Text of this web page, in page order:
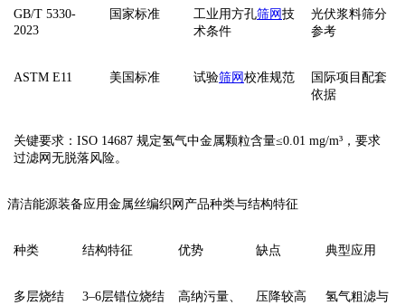
‌GB/T 5330-
2023‌
国家标准 工业用方孔筛网 技
术条件
光伏浆料筛分
参考
‌ASTM E11‌ 美国标准 试验筛网 校准规范
国际项目配套
依据
‌关键要求‌：‌ISO 14687‌ 规定氢气中‌金属颗粒含量≤0.01 mg/m³‌，要求
过滤网无脱落风险。
清洁能源装备应用金属丝编织网产品种类与结构特征
种类 结构特征 优势 缺点 典型应用
‌多层烧结
3–6层错位烧结
高纳污量、
压降较高
氢气粗滤与